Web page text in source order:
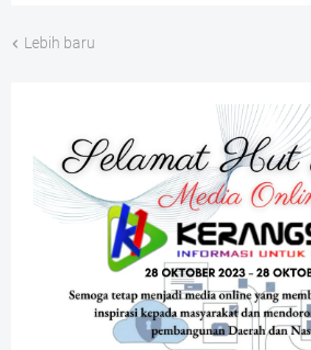
Lebih baru